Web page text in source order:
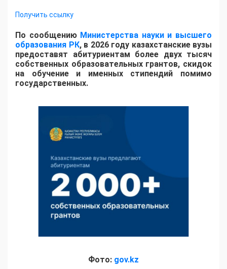
Получить ссылку
По сообщению Министерства науки и высшего
образования РК, в 2026 году казахстанские вузы
предоставят абитуриентам более двух тысяч
собственных образовательных грантов, скидок
на обучение и именных стипендий помимо
государственных.
Фото: gov.kz